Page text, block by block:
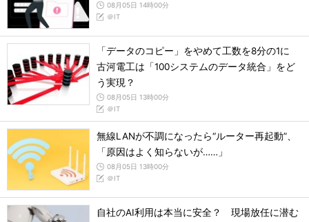
08月05日 14時00分
＠IT
「データのコピー」をやめて工数を8分の1に
古河電工は「100システムのデータ統合」をど
う実現？
08月05日 13時00分
＠IT
無線LANが不調になったら“ルーター再起動”、
「原因はよく知らないが……」
08月05日 13時00分
＠IT
自社のAI利用は本当に安全？ 現場放任に潜む